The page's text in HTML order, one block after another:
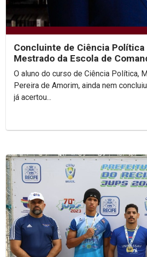
Concluinte de Ciência Política
Mestrado da Escola de
Maior do Exército
O aluno do curso de Ciência Política,
Pereira de Amorim, ainda nem
já acertou...